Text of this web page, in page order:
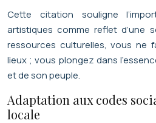
Cette citation souligne
artistiques comme reflet d’une
ressources culturelles, vous ne
lieux ; vous plongez dans
et de son peuple.
Adaptation aux codes
locale